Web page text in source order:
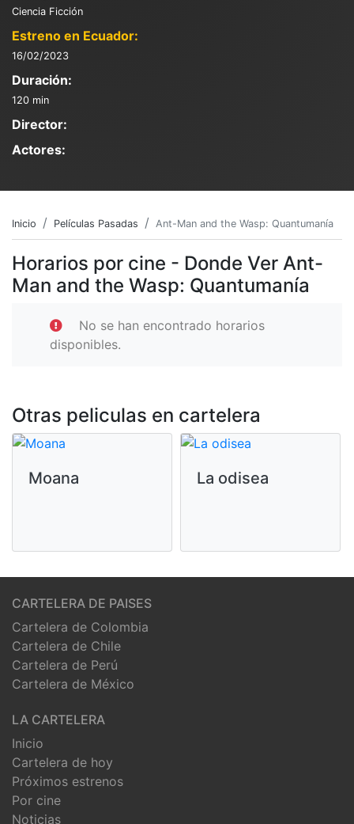
Ciencia Ficción
Estreno en Ecuador:
16/02/2023
Duración:
120 min
Director:
Actores:
Inicio Películas Pasadas Ant-Man and the Wasp: Quantumanía
Horarios por cine - Donde Ver Ant-
Man and the Wasp: Quantumanía
No se han encontrado horarios
disponibles.
Otras peliculas en cartelera
Moana La odisea
CARTELERA DE PAISES
Cartelera de Colombia
Cartelera de Chile
Cartelera de Perú
Cartelera de México
LA CARTELERA
Inicio
Cartelera de hoy
Próximos estrenos
Por cine
Noticias